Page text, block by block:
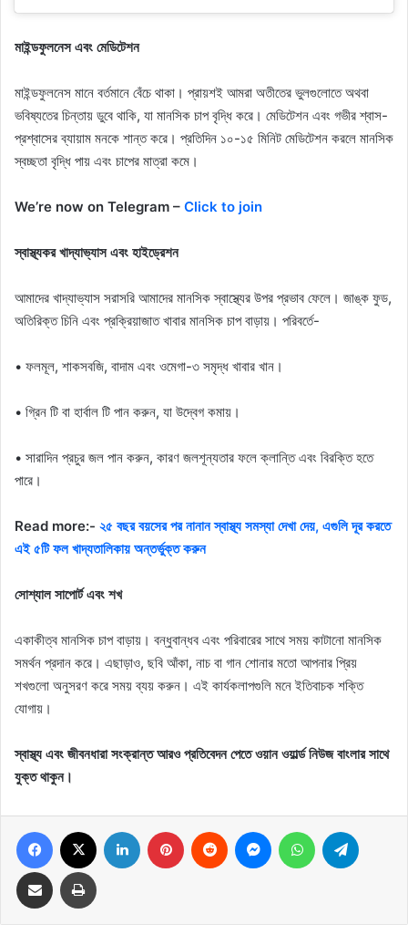
মাইন্ডফুলনেস এবং মেডিটেশন
মাইন্ডফুলনেস মানে বর্তমানে বেঁচে থাকা। প্রায়শই আমরা অতীতের ভুলগুলোতে অথবা
ভবিষ্যতের চিন্তায় ডুবে থাকি, যা মানসিক চাপ বৃদ্ধি করে। মেডিটেশন এবং গভীর শ্বাস-
প্রশ্বাসের ব্যায়াম মনকে শান্ত করে। প্রতিদিন ১০-১৫ মিনিট মেডিটেশন করলে মানসিক
স্বচ্ছতা বৃদ্ধি পায় এবং চাপের মাত্রা কমে।
We’re now on Telegram – Click to join
স্বাস্থ্যকর খাদ্যাভ্যাস এবং হাইড্রেশন
আমাদের খাদ্যাভ্যাস সরাসরি আমাদের মানসিক স্বাস্থ্যের উপর প্রভাব ফেলে। জাঙ্ক ফুড,
অতিরিক্ত চিনি এবং প্রক্রিয়াজাত খাবার মানসিক চাপ বাড়ায়। পরিবর্তে-
• ফলমূল, শাকসবজি, বাদাম এবং ওমেগা-৩ সমৃদ্ধ খাবার খান।
• গ্রিন টি বা হার্বাল টি পান করুন, যা উদ্বেগ কমায়।
• সারাদিন প্রচুর জল পান করুন, কারণ জলশূন্যতার ফলে ক্লান্তি এবং বিরক্তি হতে
পারে।
Read more:- ২৫ বছর বয়সের পর নানান স্বাস্থ্য সমস্যা দেখা দেয়, এগুলি দূর করতে
এই ৫টি ফল খাদ্যতালিকায় অন্তর্ভুক্ত করুন
সোশ্যাল সাপোর্ট এবং শখ
একাকীত্ব মানসিক চাপ বাড়ায়। বন্ধুবান্ধব এবং পরিবারের সাথে সময় কাটানো মানসিক
সমর্থন প্রদান করে। এছাড়াও, ছবি আঁকা, নাচ বা গান শোনার মতো আপনার প্রিয়
শখগুলো অনুসরণ করে সময় ব্যয় করুন। এই কার্যকলাপগুলি মনে ইতিবাচক শক্তি
যোগায়।
স্বাস্থ্য এবং জীবনধারা সংক্রান্ত আরও প্রতিবেদন পেতে ওয়ান ওয়ার্ল্ড নিউজ বাংলার সাথে
যুক্ত থাকুন।